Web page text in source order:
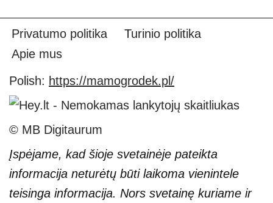
Privatumo politika
Turinio politika
Apie mus
Polish: https://mamogrodek.pl/
© MB Digitaurum
Įspėjame, kad šioje svetainėje pateikta
informacija neturėtų būti laikoma vienintele
teisinga informacija. Nors svetainę kuriame ir